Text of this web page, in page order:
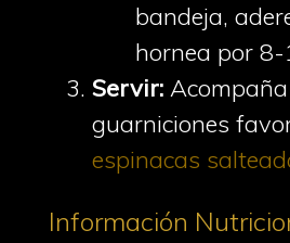
bandeja,
hornea por
Servir:
guarniciones
espinacas
Información